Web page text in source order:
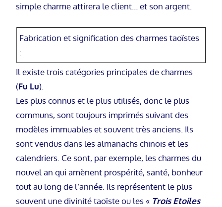
simple charme attirera le client… et son argent.
Fabrication et signification des charmes taoïstes
:
Il existe trois catégories principales de charmes
(Fu Lu).
Les plus connus et le plus utilisés, donc le plus
communs, sont toujours imprimés suivant des
modèles immuables et souvent très anciens. Ils
sont vendus dans les almanachs chinois et les
calendriers. Ce sont, par exemple, les charmes du
nouvel an qui amènent prospérité, santé, bonheur
tout au long de l’année. Ils représentent le plus
souvent une divinité taoïste ou les « Trois Etoiles